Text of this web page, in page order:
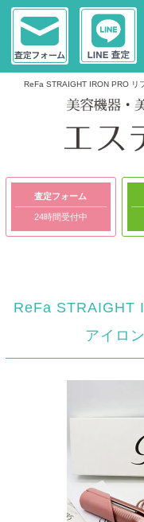
ReFa STRAIGHT IRON PRO リ
査定フォーム
24時間受付中
ReFa STRAIGHT
アイロ